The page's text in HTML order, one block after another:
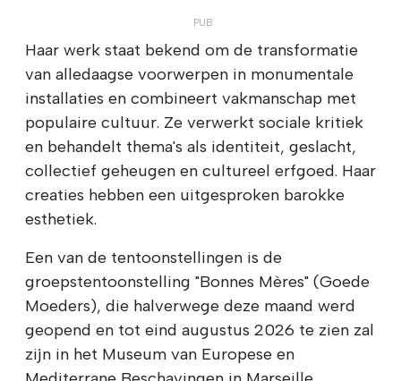
Haar werk staat bekend om de transformatie
van alledaagse voorwerpen in monumentale
installaties en combineert vakmanschap met
populaire cultuur. Ze verwerkt sociale kritiek
en behandelt thema's als identiteit, geslacht,
collectief geheugen en cultureel erfgoed. Haar
creaties hebben een uitgesproken barokke
esthetiek.
Een van de tentoonstellingen is de
groepstentoonstelling "Bonnes Mères" (Goede
Moeders), die halverwege deze maand werd
geopend en tot eind augustus 2026 te zien zal
zijn in het Museum van Europese en